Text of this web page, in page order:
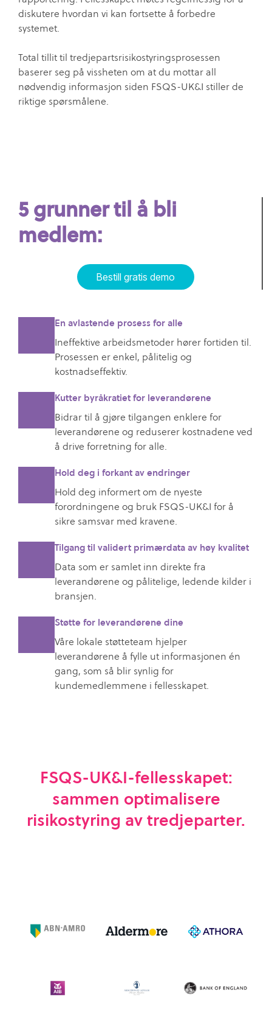
diskutere hvordan vi kan fortsette å forbedre
systemet.
Total tillit til tredjepartsrisikostyringsprosessen
baserer seg på vissheten om at du mottar all
nødvendig informasjon siden FSQS-UK&I stiller de
riktige spørsmålene.
5 grunner til å bli
medlem:
Bestill gratis demo
En avlastende prosess for alle
Ineffektive arbeidsmetoder hører fortiden til.
Prosessen er enkel, pålitelig og
kostnadseffektiv.
Kutter byråkratiet for leverandørene
Bidrar til å gjøre tilgangen enklere for
leverandørene og reduserer kostnadene ved
å drive forretning for alle.
Hold deg i forkant av endringer
Hold deg informert om de nyeste
forordningene og bruk FSQS-UK&I for å
sikre samsvar med kravene.
Tilgang til validert primærdata av høy kvalitet
Data som er samlet inn direkte fra
leverandørene og pålitelige, ledende kilder i
bransjen.
Støtte for leverandørene dine
Våre lokale støtteteam hjelper
leverandørene å fylle ut informasjonen én
gang, som så blir synlig for
kundemedlemmene i fellesskapet.
FSQS-UK&I-fellesskapet:
sammen optimalisere
risikostyring av tredjeparter.